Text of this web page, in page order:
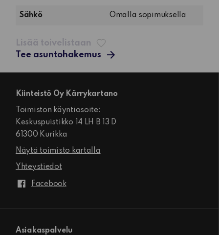
Sähkö Omalla sopimuksella
Lisää toivelistaan
Tee asuntohakemus
Kiinteistö Oy Kärrykartano
Toimiston käyntiosoite:
Keskuspuistikko 14 LH B 13 D
61300 Kurikka
Näytä toimisto kartalla
Yhteystiedot
Facebook
Asiakaspalvelu